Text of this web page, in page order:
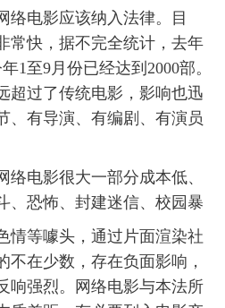
电影应该纳入法律。目
常快，据不完全统计，去年
1至9月份已经达到2000部。
超过了传统电影，影响也迅
、有导演、有编剧、有演员
电影很大一部分成本低、
、恐怖、封建迷信、校园暴
等噱头，通过片面渲染社
不在少数，存在负面影响，
响强烈。网络电影与本法所